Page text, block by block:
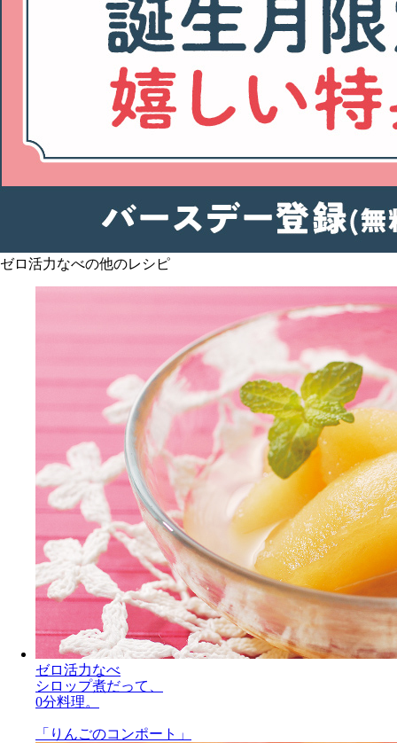
ゼロ活力なべの他のレシピ
ゼロ活力なべ
シロップ煮だって、
0分料理。
「りんごのコンポート」